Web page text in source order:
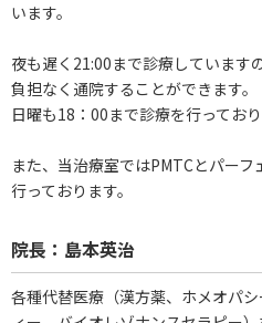
います。
夜も遅く21:00まで診療しています
負担なく通院することができます。
日曜も18：00まで診療を行っており
また、当治療室ではPMTCとパー
行っております。
院長：島本英治
各種代替医療（漢方薬、ホメオパ